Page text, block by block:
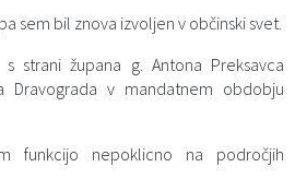
sem bil znova izvoljen v občinski svet.
strani župana g. Antona Preksavca
Dravograda v mandatnem obdobju
funkcijo nepoklicno na področjih